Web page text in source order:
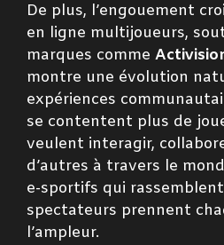
De plus, l’engouement
en ligne multijoueurs,
marques comme
montre une évolution
expériences
se contentent plus de
veulent interagir,
d’autres à travers le
e-sportifs qui
spectateurs prennent
l’ampleur.